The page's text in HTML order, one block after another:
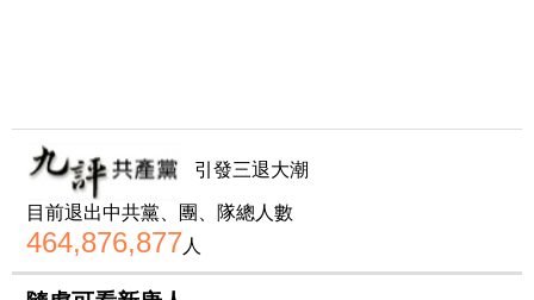
引發三退大潮
目前退出中共黨、團、隊總人數
464,876,877人